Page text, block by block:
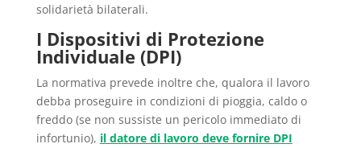
solidarietà bilaterali.
I Dispositivi di Protezione
Individuale (DPI)
La normativa prevede inoltre che, qualora il lavoro
debba proseguire in condizioni di pioggia, caldo o
freddo (se non sussiste un pericolo immediato di
infortunio), il datore di lavoro deve fornire DPI